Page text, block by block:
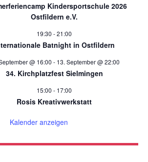
Kindersportschule 2026
Ostfildern e.V.
19:30 -21:00
Batnight in Ostfildern
@ 16:00 - 13. September @ 22:00
34. Kirchplatzfest Sielmingen
15:00 - 17:00
Rosis Kreativwerkstatt
Kalender anzeigen